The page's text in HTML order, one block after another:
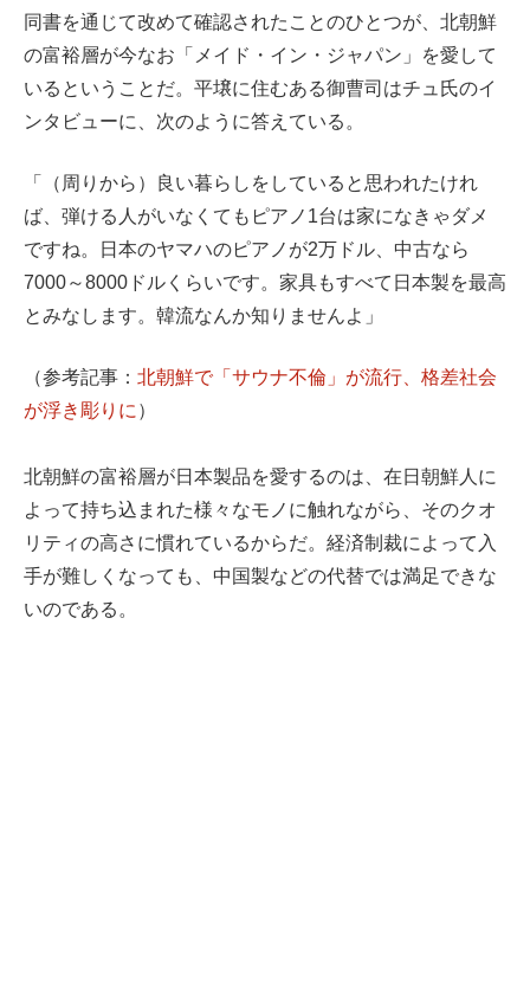
同書を通じて改めて確認されたことのひとつが、北朝鮮
の富裕層が今なお「メイド・イン・ジャパン」を愛して
いるということだ。平壌に住むある御曹司はチュ氏のイ
ンタビューに、次のように答えている。
「（周りから）良い暮らしをしていると思われたけれ
ば、弾ける人がいなくてもピアノ1台は家になきゃダメ
ですね。日本のヤマハのピアノが2万ドル、中古なら
7000～8000ドルくらいです。家具もすべて日本製を最高
とみなします。韓流なんか知りませんよ」
（参考記事： 北朝鮮で「サウナ不倫」が流行、格差社会
が浮き彫りに ）
北朝鮮の富裕層が日本製品を愛するのは、在日朝鮮人に
よって持ち込まれた様々なモノに触れながら、そのクオ
リティの高さに慣れているからだ。経済制裁によって入
手が難しくなっても、中国製などの代替では満足できな
いのである。